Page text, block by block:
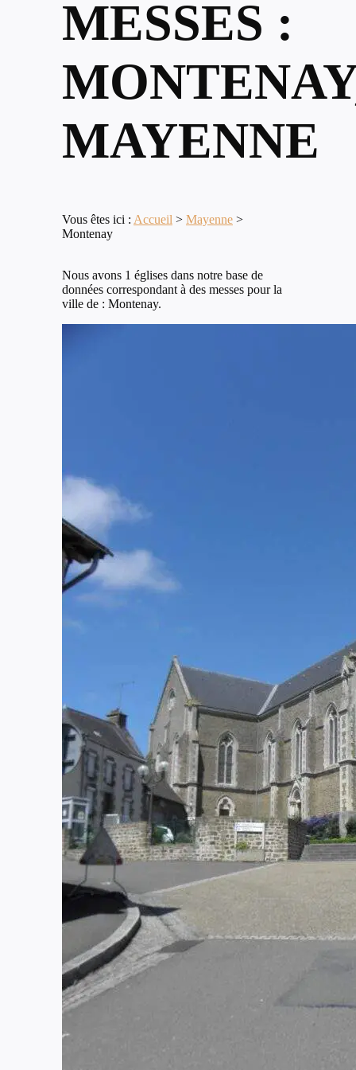
MESSES :
MAYENNE
Vous êtes ici : Accueil > Mayenne >
Montenay
Nous avons 1 églises dans notre base de
données correspondant à des messes pour la
ville de : Montenay.